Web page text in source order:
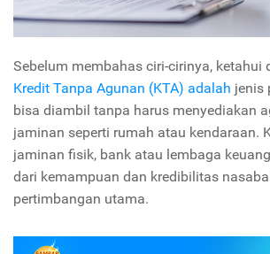
Sebelum membahas ciri-cirinya, ketahui
Kredit Tanpa Agunan (KTA) adalah jenis
bisa diambil tanpa harus menyediakan
jaminan seperti rumah atau kendaraan.
jaminan fisik, bank atau lembaga
dari kemampuan dan kredibilitas
pertimbangan utama.